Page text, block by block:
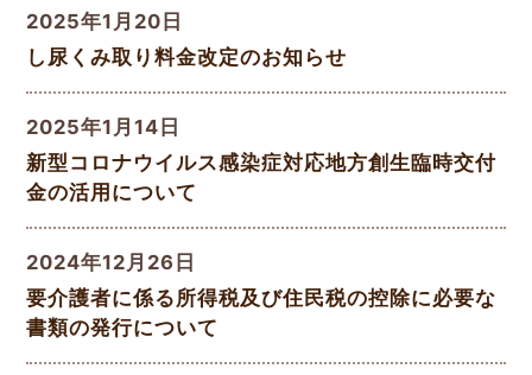
2025年1月20日
し尿くみ取り料金改定のお知らせ
2025年1月14日
新型コロナウイルス感染症対応地方創生臨時交付
金の活用について
2024年12月26日
要介護者に係る所得税及び住民税の控除に必要な
書類の発行について